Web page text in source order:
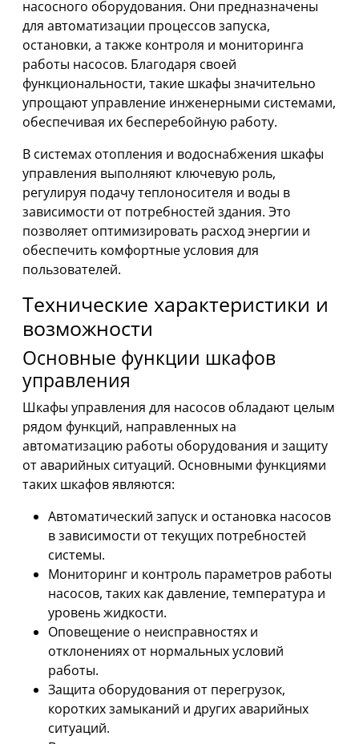
насосного оборудования. Они предназначены
для автоматизации процессов запуска,
остановки, а также контроля и мониторинга
работы насосов. Благодаря своей
функциональности, такие шкафы значительно
упрощают управление инженерными системами,
обеспечивая их бесперебойную работу.
В системах отопления и водоснабжения шкафы
управления выполняют ключевую роль,
регулируя подачу теплоносителя и воды в
зависимости от потребностей здания. Это
позволяет оптимизировать расход энергии и
обеспечить комфортные условия для
пользователей.
Технические характеристики и
возможности
Основные функции шкафов
управления
Шкафы управления для насосов обладают целым
рядом функций, направленных на
автоматизацию работы оборудования и защиту
от аварийных ситуаций. Основными функциями
таких шкафов являются:
Автоматический запуск и остановка насосов
в зависимости от текущих потребностей
системы.
Мониторинг и контроль параметров работы
насосов, таких как давление, температура и
уровень жидкости.
Оповещение о неисправностях и
отклонениях от нормальных условий
работы.
Защита оборудования от перегрузок,
коротких замыканий и других аварийных
ситуаций.